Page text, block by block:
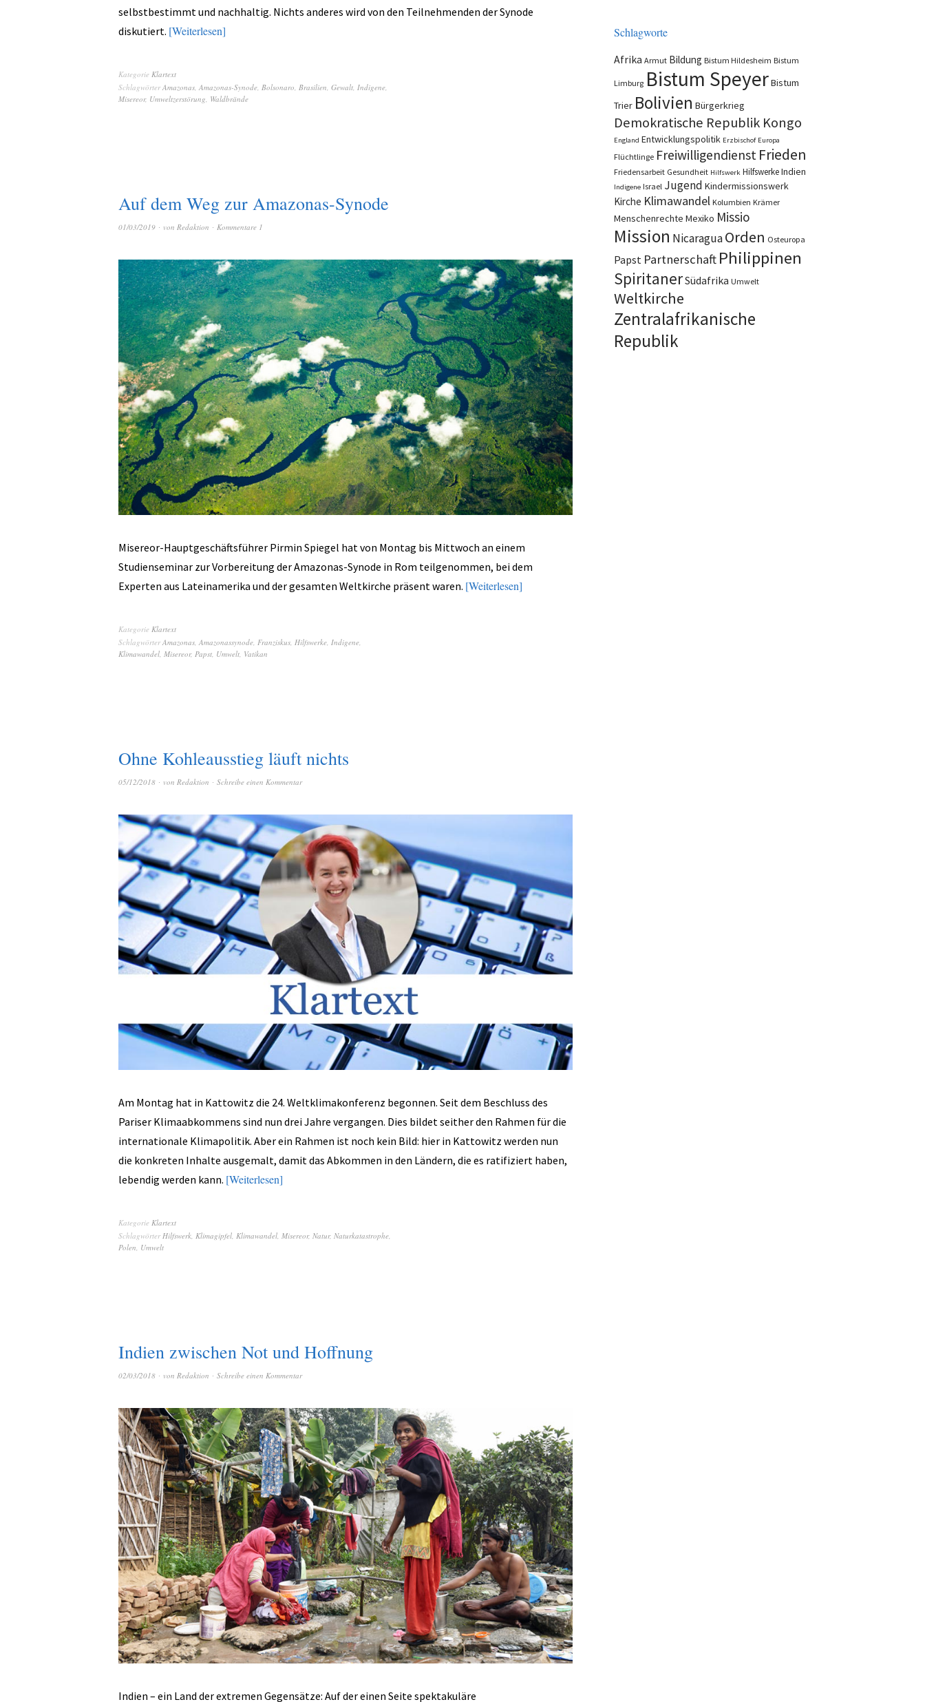
selbstbestimmt und nachhaltig. Nichts anderes wird von den Teilnehmenden der Synode
diskutiert. Weiterlesen
Kategorie Klartext
SchlagwörterAmazonas Amazonas-Synode Bolsonaro Brasilien Gewalt Indigene
Misereor, Umweltzerstörung Waldbrände
Auf dem Weg zur Amazonas-Synode
01/03/2019 von Redaktion Kommentare 1
Misereor-Hauptgeschäftsführer Pirmin Spiegel hat von Montag bis Mittwoch an einem
Studienseminar zur Vorbereitung der Amazonas-Synode in Rom teilgenommen, bei dem
Experten aus Lateinamerika und der gesamten Weltkirche präsent waren. Weiterlesen
Kategorie Klartext
SchlagwörterAmazonas Amazonassynode Franziskus Hilfswerke Indigene
Klimawandel Misereor, Papst Umwelt Vatikan
Ohne Kohleausstieg läuft nichts
05/12/2018 von Redaktion Schreibe einen Kommentar
Am Montag hat in Kattowitz die 24. Weltklimakonferenz begonnen. Seit dem Beschluss des
Pariser Klimaabkommens sind nun drei Jahre vergangen. Dies bildet seither den Rahmen für die
internationale Klimapolitik. Aber ein Rahmen ist noch kein Bild: hier in Kattowitz werden nun
die konkreten Inhalte ausgemalt, damit das Abkommen in den Ländern, die es ratifiziert haben,
lebendig werden kann. Weiterlesen
Kategorie Klartext
SchlagwörterHilfswerk, Klimagipfel, Klimawandel, Misereor, Natur, Naturkatastrophe,
Polen, Umwelt
Indien zwischen Not und Hoffnung
02/03/2018 von Redaktion Schreibe einen Kommentar
Indien – ein Land der extremen Gegensätze: Auf der einen Seite spektakuläre
Schlagworte
Afrika Armut Bildung Bistum Hildesheim Bistum
Limburg Bistum SpeyerBistum
Trier Bolivien Bürgerkrieg
Demokratische Republik Kongo
England Entwicklungspolitik Erzbischof Europa
Flüchtlinge Freiwilligendienst Frieden
Friedensarbeit Gesundheit Hilfswerk HilfswerkeIndien
Indigene Israel Jugend Kindermissionswerk
Kirche Klimawandel Kolumbien Krämer
Menschenrechte Mexiko Missio
Mission NicaraguaOrden Osteuropa
Papst Partnerschaft Philippinen
SpiritanerSüdafrika Umwelt
Weltkirche
Zentralafrikanische
Republik